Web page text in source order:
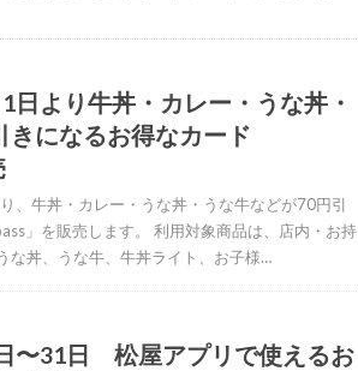
日より牛丼・カレー・うな丼・
きになるお得なカード
、牛丼・カレー・うな丼・うな牛などが70円引
」を販売します。 利用対象商品は、店内・お持
な丼、うな牛、牛丼ライト、お子様…
〜31日 松屋アプリで使えるお